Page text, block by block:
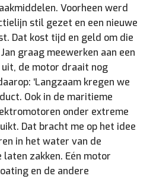
Voorheen werd
stil gezet en een nieuwe
Dat kost tijd en geld om die
graag meewerken aan een
de motor draait nog
‘Langzaam kregen we
Ook in de maritieme
onder extreme
Dat bracht me op het idee
in het water van de
zakken. Eén motor
en de andere